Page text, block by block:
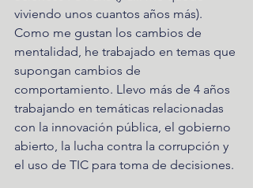
viviendo unos cuantos años más).
Como me gustan los cambios de
mentalidad, he trabajado en temas que
supongan cambios de
comportamiento. Llevo más de 4 años
trabajando en temáticas relacionadas
con la innovación pública, el gobierno
abierto, la lucha contra la corrupción y
el uso de TIC para toma de decisiones.